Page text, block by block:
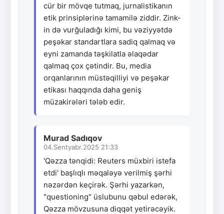
cür bir mövqe tutmaq, jurnalistikanın
etik prinsiplərinə tamamilə ziddir. Zink-
in də vurğuladığı kimi, bu vəziyyətdə
peşəkar standartlara sadiq qalmaq və
eyni zamanda təşkilatla əlaqədar
qalmaq çox çətindir. Bu, media
orqanlarının müstəqilliyi və peşəkar
etikası haqqında daha geniş
müzakirələri tələb edir.
Murad Sadıqov
04.Sentyabr.2025 21:33
'Qəzza tənqidi: Reuters müxbiri istefa
etdi' başlıqlı məqaləyə verilmiş şərhi
nəzərdən keçirək. Şərhi yazarkən,
"questioning" üslubunu qəbul edərək,
Qəzza mövzusuna diqqət yetirəcəyik.